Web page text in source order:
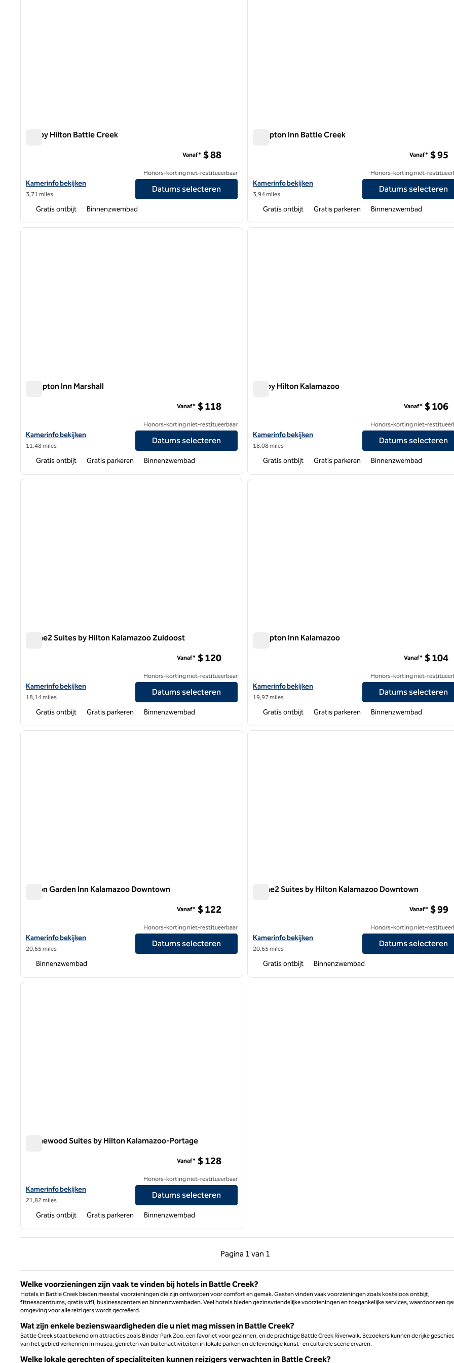
Tru by Hilton Battle Creek
Bekijk hoteldetails voor Tru by Hilton Battle Creek
Kamerinfo bekijken
3,71 miles
Vanaf* $ 88
Honors-korting niet-restitueerbaar
Datums selecteren
Gratis ontbijt Binnenzwembad
Hampton Inn Battle Creek
Bekijk hoteldetails voor Hampton Inn Battle Creek
Kamerinfo bekijken
3,94 miles
Vanaf* $ 95
Honors-korting niet-
Datums selecteren
Gratis ontbijt Gratis parkeren Binnenzwembad
1 van 12
volgende afbeelding
Hampton Inn Marshall
Bekijk hoteldetails voor Hampton Inn Marshall
Kamerinfo bekijken
11,48 miles
Vanaf* $ 118
Honors-korting niet-restitueerbaar
Datums selecteren
Gratis ontbijt Gratis parkeren Binnenzwembad
1 van 8
Tru by Hilton Kalamazoo
Bekijk hoteldetails voor Tru by Hilton Kalamazoo
Kamerinfo bekijken
18,08 miles
Vanaf* $ 106
Honors-korting niet-
Datums selecteren
Gratis ontbijt Gratis parkeren Binnenzwembad
1 van 11
volgende afbeelding
Home2 Suites by Hilton Kalamazoo Zuidoost
Bekijk hoteldetails voor Home2 Suites by Hilton Kalamazoo Southeast
Kamerinfo bekijken
18,14 miles
Vanaf* $ 120
Honors-korting niet-restitueerbaar
Datums selecteren
Gratis ontbijt Gratis parkeren Binnenzwembad
1 van 12
Hampton Inn Kalamazoo
Bekijk hoteldetails voor Hampton Inn Kalamazoo
Kamerinfo bekijken
19,97 miles
Vanaf* $ 104
Honors-korting niet-
Datums selecteren
Gratis ontbijt Gratis parkeren Binnenzwembad
1 van 12
volgende afbeelding
Hilton Garden Inn Kalamazoo Downtown
Bekijk hoteldetails voor Hilton Garden Inn Kalamazoo Downtown
Kamerinfo bekijken
20,65 miles
Vanaf* $ 122
Honors-korting niet-restitueerbaar
Datums selecteren
Binnenzwembad
1 van 12
Home2 Suites by Hilton Kalamazoo Downtown
Bekijk hoteldetails voor Home2 Suites by Hilton Kalamazoo
Kamerinfo bekijken
20,65 miles
Vanaf* $ 99
Honors-korting niet-
Datums selecteren
Gratis ontbijt Binnenzwembad
1 van 12
volgende afbeelding
Homewood Suites by Hilton Kalamazoo-Portage
Bekijk hoteldetails voor Homewood Suites by Hilton Kalamazoo-Portage
Kamerinfo bekijken
21,82 miles
Vanaf* $ 128
Honors-korting niet-restitueerbaar
Datums selecteren
Gratis ontbijt Gratis parkeren Binnenzwembad
Pagina 1 van 1
Vorige pagina, 1 van 1
Pagina 1 van 1
Welke voorzieningen zijn vaak te vinden bij hotels in Battle Creek?
Hotels in Battle Creek bieden meestal voorzieningen die zijn ontworpen voor comfort en gemak. Gasten vinden vaak voorzieningen zoals kosteloos ontbijt,
fitnesscentrums, gratis wifi, businesscenters en binnenzwembaden. Veel hotels bieden gezinsvriendelijke voorzieningen en toegankelijke services, waardoor een
omgeving voor alle reizigers wordt gecreëerd.
Wat zijn enkele bezienswaardigheden die u niet mag missen in Battle Creek?
Battle Creek staat bekend om attracties zoals Binder Park Zoo, een favoriet voor gezinnen, en de prachtige Battle Creek Riverwalk. Bezoekers kunnen de rijke
van het gebied verkennen in musea, genieten van buitenactiviteiten in lokale parken en de levendige kunst- en culturele scene ervaren.
Welke lokale gerechten of specialiteiten kunnen reizigers verwachten in Battle Creek?